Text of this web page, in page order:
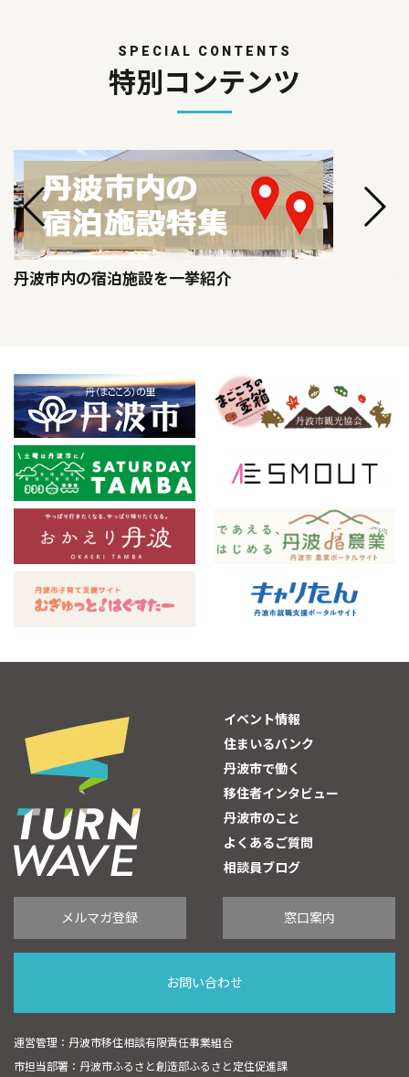
SPECIAL CONTENTS
特別コンテンツ
丹波市内の宿泊施設を一挙紹介
イベント情報
住まいるバンク
丹波市で働く
移住者インタビュー
丹波市のこと
よくあるご質問
相談員ブログ
メルマガ登録 窓口案内
お問い合わせ
運営管理：丹波市移住相談有限責任事業組合
市担当部署：丹波市ふるさと創造部ふるさと定住促進課